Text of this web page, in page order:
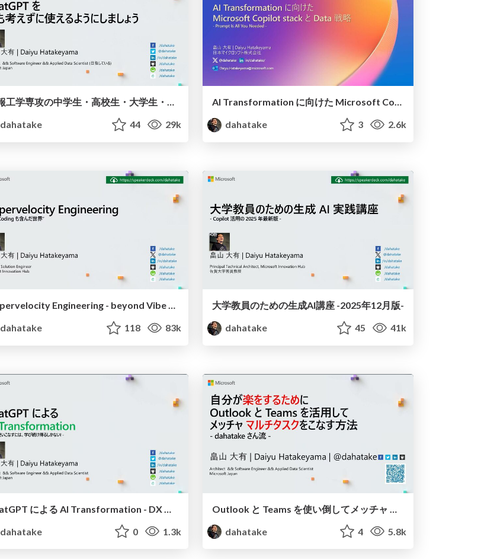
情報工学専攻の中学生・高校生・大学生・専門学校生向け - ChatGPT で何が出来るのか
dahatake
44 29k
AI Transformation に向けた Microsoft Copilot Stack と Data 戦略
dahatake
3 2.6k
Hypervelocity Engineering - beyond Vibe Coding -
dahatake
118 83k
大学教員のための生成AI講座 -2025年12月版-
dahatake
45 41k
dahatake
0 1.3k
dahatake
4 5.8k